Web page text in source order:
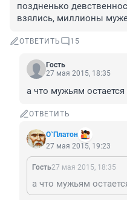
поздненько
взялись, миллионы
ОТВЕТИТЬ 15
Гость
27 мая 2015, 18:35
а что мужьям
ОТВЕТИТЬ
О`Платон
27 мая 2015, 19:23
Гость27 мая 2015, 18:35